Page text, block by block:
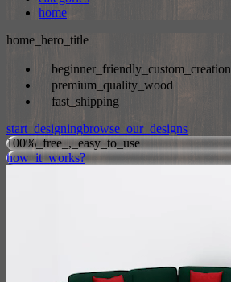
home
home_hero_title
beginner_friendly_custom_creation
premium_quality_wood
fast_shipping
start_designingbrowse_our_designs
100%_free_,_easy_to_use
how_it_works?